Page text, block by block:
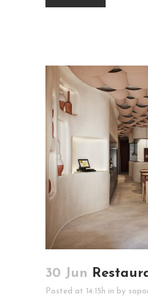
30 Jun
Posted at 14:15h in by